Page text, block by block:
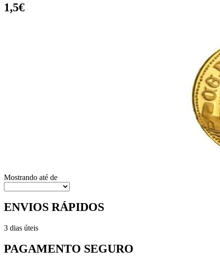
1,5€
Mostrando até de
ENVIOS RÁPIDOS
3 dias úteis
PAGAMENTO SEGURO